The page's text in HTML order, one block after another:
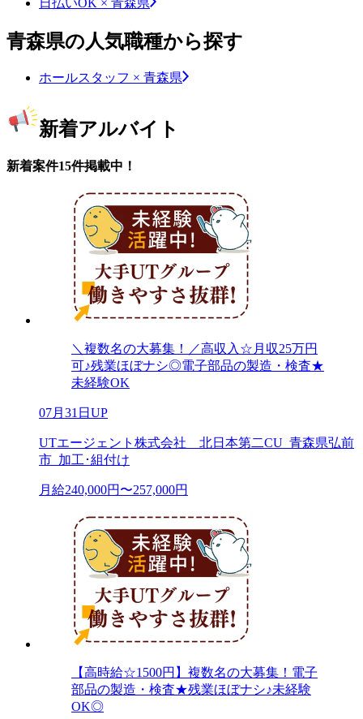
青森県の人気職種から探す
ホールスタッフ × 青森県
新着アルバイト
新着案件15件掲載中！
＼複数名の大募集！／高収入☆月収25万円
可♪残業ほぼナシ◎電子部品の製造・検査★
未経験OK
07月31日UP
UTエージェント株式会社 北日本第二CU_青森県弘前
市_加工･組付け
月給240,000円〜257,000円
【高時給☆1500円】複数名の大募集！電子
部品の製造・検査★残業ほぼナシ♪未経験
OK◎